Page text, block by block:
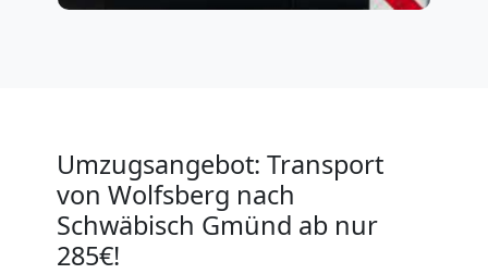
Umzugsangebot: Transport
von Wolfsberg nach
Schwäbisch Gmünd ab nur
285€!